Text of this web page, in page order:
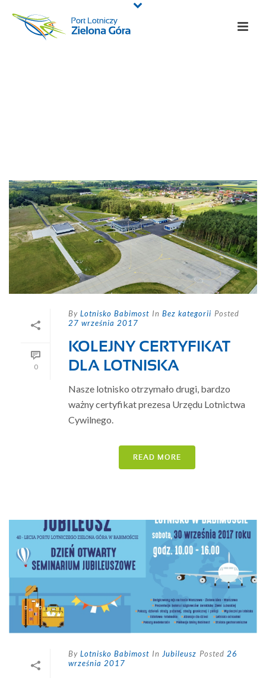
0
By Lotnisko Babimost In Bez kategorii Posted
27 września 2017
KOLEJNY CERTYFIKAT
DLA LOTNISKA
Nasze lotnisko otrzymało drugi, bardzo
ważny certyfikat prezesa Urzędu Lotnictwa
Cywilnego.
READ MORE
By Lotnisko Babimost In Jubileusz Posted 26
września 2017